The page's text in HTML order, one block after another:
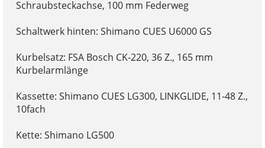
Schraubsteckachse, 100 mm Federweg
Schaltwerk hinten: Shimano CUES U6000 GS
Kurbelsatz: FSA Bosch CK-220, 36 Z., 165 mm
Kurbelarmlänge
Kassette: Shimano CUES LG300, LINKGLIDE, 11-48 Z.,
10fach
Kette: Shimano LG500